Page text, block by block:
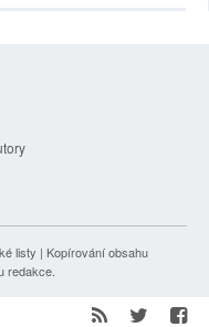
listy | Kopírování obsahu
redakce.